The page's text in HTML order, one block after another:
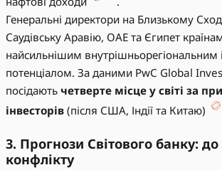
Генеральні директори на Близькому
Саудівську Аравію, ОАЕ та Єгипет
найсильнішим внутрішньорегіональним
потенціалом. За даними PwC Global
посідають четверте місце у світі за
інвесторів (після США, Індії та Китаю)
3. Прогнози Світового банку: до
конфлікту